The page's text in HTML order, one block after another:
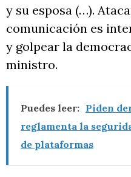
y su esposa (…).
comunicación es
y golpear la
ministro.
Puedes leer: Piden
reglamenta la
de plataformas